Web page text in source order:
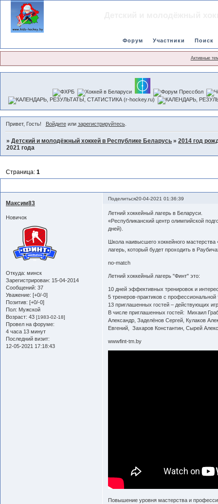
Форум Участники Поиск
Активные
Привет, Гость! Войдитеили зарегистрируйтесь.
»Детский и молодёжный хоккей в Республике Беларусь »2014 год
2021 года
Страница:1
Поделиться20-04-2021 01:36:39
Максим83
Новичок
Откуда: минск
Зарегистрирован: 15-04-2014
Сообщений: 37
Уважение: [+0/-0]
Позитив: [+0/-0]
Пол: Мужской
Возраст: 43 [1983-02-18]
Провел на форуме:
4 часа 13 минут
Последний визит:
12-05-2021 17:18:43
Летний хоккейный лагерь в Беларуси.
«Республиканский центр олимпийской
дней).
Школа наивысшего хоккейного
лагерь, который будет проходить в
no-match
Летний хоккейный лагерь "Финт" это:
10 дней эффективных тренировок и
5 тренеров-практиков с
13 приглашенных гостей – действующих
В числе приглашенных гостей: Михаил
Александр, Заделёнов Сергей, Кулаков
Евгений, Захаров Константин, Сырей
wwwfint-tm.by
Повышение уровня мастерства и